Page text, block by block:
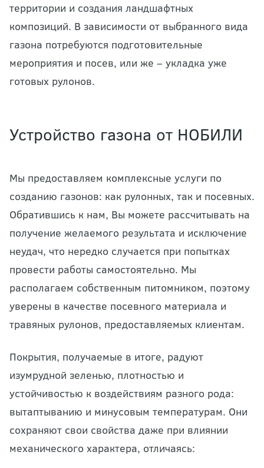
территории и создания ландшафтных
композиций. В зависимости от выбранного вида
газона потребуются подготовительные
мероприятия и посев, или же – укладка уже
готовых рулонов.
Устройство газона от НОБИЛИ
Мы предоставляем комплексные услуги по
созданию газонов: как рулонных, так и посевных.
Обратившись к нам, Вы можете рассчитывать на
получение желаемого результата и исключение
неудач, что нередко случается при попытках
провести работы самостоятельно. Мы
располагаем собственным питомником, поэтому
уверены в качестве посевного материала и
травяных рулонов, предоставляемых клиентам.
Покрытия, получаемые в итоге, радуют
изумрудной зеленью, плотностью и
устойчивостью к воздействиям разного рода:
вытаптыванию и минусовым температурам. Они
сохраняют свои свойства даже при влиянии
механического характера, отличаясь: